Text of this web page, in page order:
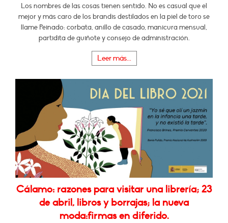
Los nombres de las cosas tienen sentido. No es casual que el
mejor y más caro de los brandis destilados en la piel de toro se
llame Peinado: corbata, anillo de casado, manicura mensual,
partidita de guiñote y consejo de administración.
Leer más...
Cálamo: razones para visitar una librería; 23
de abril, libros y borrajas; la nueva
moda:firmas en diferido.